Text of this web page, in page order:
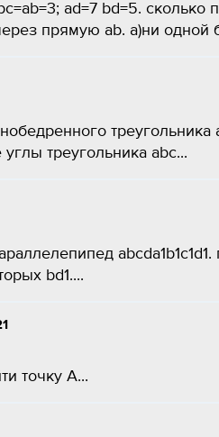
ad=7 bd=5.
прямую ab. а)ни одной
треугольника
треугольника abc...
bd1....
точку А...